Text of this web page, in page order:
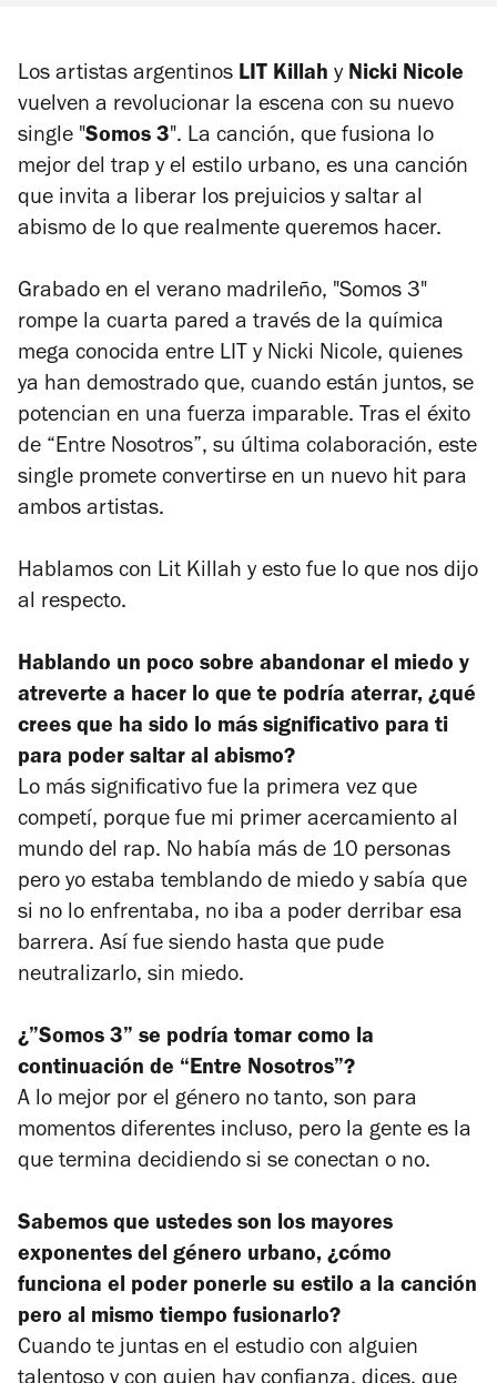
Los artistas argentinos LIT Killah y Nicki Nicole
vuelven a revolucionar la escena con su nuevo
single "Somos 3". La canción, que fusiona lo
mejor del trap y el estilo urbano, es una canción
que invita a liberar los prejuicios y saltar al
abismo de lo que realmente queremos hacer.
Grabado en el verano madrileño, "Somos 3"
rompe la cuarta pared a través de la química
mega conocida entre LIT y Nicki Nicole, quienes
ya han demostrado que, cuando están juntos, se
potencian en una fuerza imparable. Tras el éxito
de “Entre Nosotros”, su última colaboración, este
single promete convertirse en un nuevo hit para
ambos artistas.
Hablamos con Lit Killah y esto fue lo que nos dijo
al respecto.
Hablando un poco sobre abandonar el miedo y
atreverte a hacer lo que te podría aterrar, ¿qué
crees que ha sido lo más significativo para ti
para poder saltar al abismo?
Lo más significativo fue la primera vez que
competí, porque fue mi primer acercamiento al
mundo del rap. No había más de 10 personas
pero yo estaba temblando de miedo y sabía que
si no lo enfrentaba, no iba a poder derribar esa
barrera. Así fue siendo hasta que pude
neutralizarlo, sin miedo.
¿”Somos 3” se podría tomar como la
continuación de “Entre Nosotros”?
A lo mejor por el género no tanto, son para
momentos diferentes incluso, pero la gente es la
que termina decidiendo si se conectan o no.
Sabemos que ustedes son los mayores
exponentes del género urbano, ¿cómo
funciona el poder ponerle su estilo a la canción
pero al mismo tiempo fusionarlo?
Cuando te juntas en el estudio con alguien